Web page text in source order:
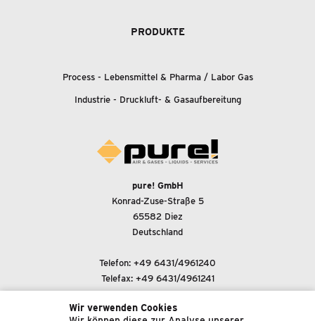
PRODUKTE
Process - Lebensmittel &Pharma / Labor Gas
Industrie - Druckluft- &Gasaufbereitung
pure! GmbH
Konrad-Zuse-Straße 5
65582 Diez
Deutschland
Telefon: +49 6431/4961240
Telefax: +49 6431/4961241
E-Mail-Adresse:
Wir verwenden Cookies